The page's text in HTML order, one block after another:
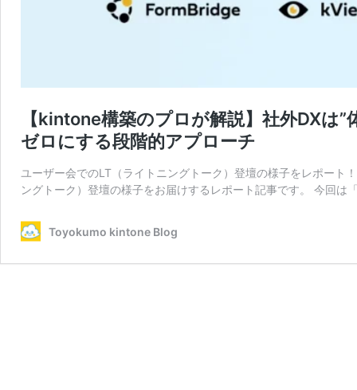
【kintone構築のプロが解説】社外DXは
ゼロにする段階的アプローチ
ユーザー会でのLT（ライトニングトーク）登壇の様子をレポート
ングトーク）登壇の様子をお届けするレポート記事です。 今回
Toyokumo kintone Blog